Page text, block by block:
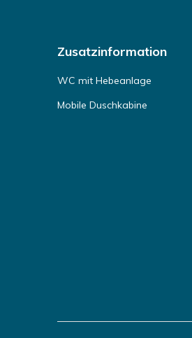
Zusatzinformation
WC mit Hebeanlage
Mobile Duschkabine